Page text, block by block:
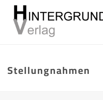
Stellungnahmen